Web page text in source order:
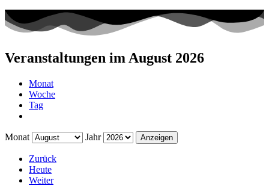
Veranstaltungen im August 2026
Monat
Woche
Tag
Monat Jahr
Zurück
Heute
Weiter